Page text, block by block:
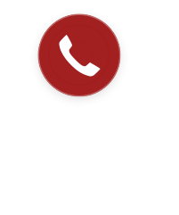
Закажите
звонок!